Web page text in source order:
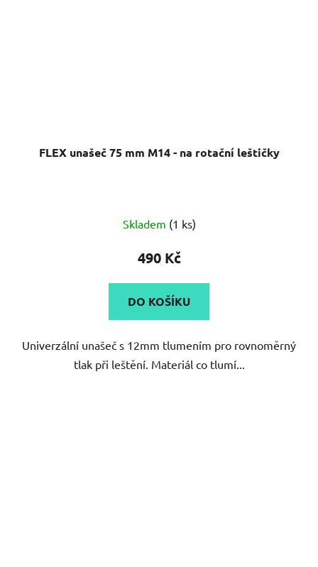
FLEX unašeč 75 mm M14 - na rotační leštičky
Skladem (1 ks)
490 Kč
DO KOŠÍKU
Univerzální unašeč s 12mm tlumením pro rovnoměrný
tlak při leštění. Materiál co tlumí...